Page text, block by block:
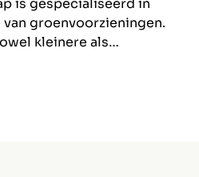
is gespecialiseerd in
groenvoorzieningen.
kleinere als